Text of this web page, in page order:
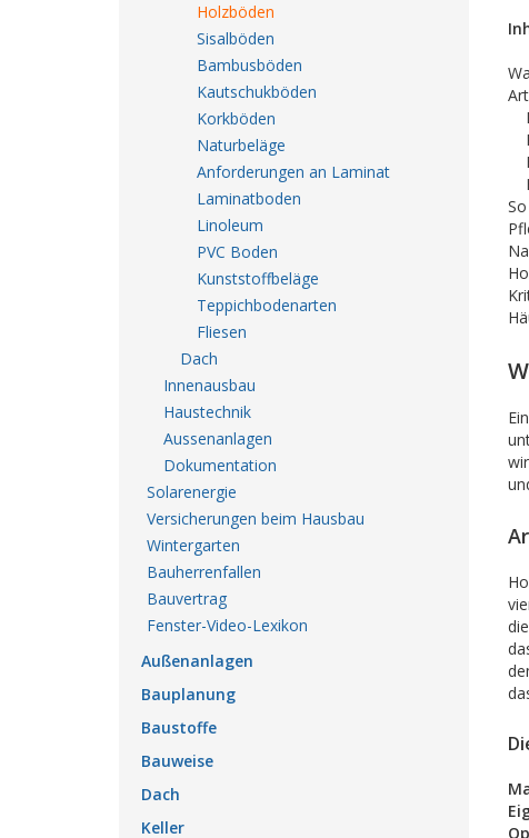
Ein
die
Holzböden
Sisalböden
Bambusböden
Kautschukböden
Korkböden
Naturbeläge
Anforderungen an Laminat
Laminatboden
Linoleum
PVC Boden
Kunststoffbeläge
Teppichbodenarten
Fliesen
Dach
Innenausbau
Haustechnik
Aussenanlagen
Dokumentation
Solarenergie
Versicherungen beim Hausbau
Wintergarten
Bauherrenfallen
Bauvertrag
Fenster-Video-Lexikon
Außenanlagen
Bauplanung
Baustoffe
Bauweise
Dach
Keller